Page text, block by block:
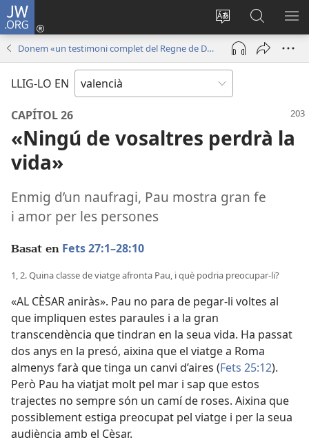
JW.ORG
Canviar
l'idioma
Iniciar
sessió
una
Busca
a
JW.ORG
Donem «un testimoni complet del Regne de Déu»
LLIG-LO EN
CAPÍTOL 26
«Ningú de vosaltres perdrà la
vida»
Enmig d’un naufragi, Pau mostra gran fe
i amor per les persones
Basat en Fets 27:1–28:10
1, 2. Quina classe de viatge afronta Pau, i què podria preocupar-li?
«AL CÈSAR aniràs». Pau no para de pegar-li voltes al
que impliquen estes paraules i a la gran
transcendència que tindran en la seua vida. Ha passat
dos anys en la presó, aixina que el viatge a Roma
almenys farà que tinga un canvi d’aires (Fets 25:12).
Però Pau ha viatjat molt pel mar i sap que estos
trajectes no sempre són un camí de roses. Aixina que
possiblement estiga preocupat pel viatge i per la seua
audiència amb el Cèsar.